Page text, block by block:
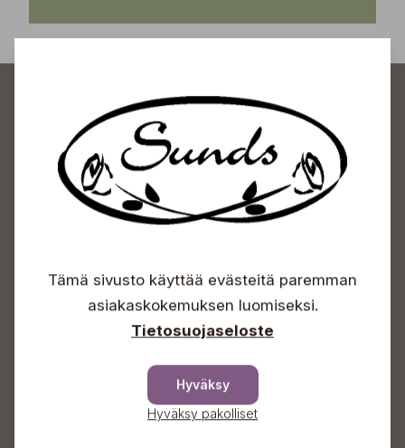
Sundin Puutarhakeskus
Arkisin 09-18
Lauantaisin 09-16
Sunnuntaisin Itsepalvelu
Info & vaihde
Tämä sivusto käyttää evästeitä paremman
asiakaskokemuksen luomiseksi.
Tietosuojaseloste
Hyväksy
Hyväksy pakolliset